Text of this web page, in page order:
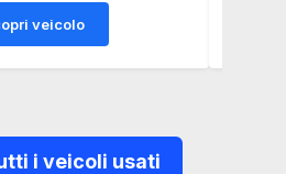
veicolo
i veicoli usati